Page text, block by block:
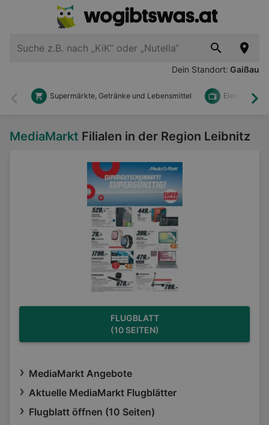
Dein Standort: Gaißau
Zurück
Supermärkte, Getränke und Lebensmittel Elektronik
MediaMarkt Filialen in der Region Leibnitz
FLUGBLATT
(10 SEITEN)
MediaMarkt Angebote
Aktuelle MediaMarkt Flugblätter
Flugblatt öffnen (10 Seiten)